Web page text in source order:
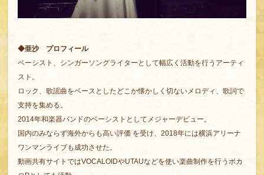
◆亜沙 プロフィール
ベーシスト、シンガーソングライターとして幅広く活動を行うアーティ
スト。
ロック、歌謡曲をベースとしたどこか懐かしく切ないメロディ、歌詞で
支持を集める。
2014年和楽器バンドのベーシストとしてメジャーデビュー。
国内のみならず海外からも高い評価 を受け、2018年には横浜アリーナ
ワンマンライブも成功させた。
動画共有サイトではVOCALOIDやUTAUなどを使い楽曲制作を行うボカ